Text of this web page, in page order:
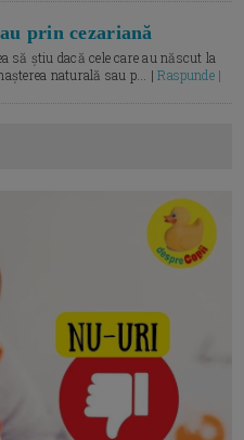
prin cezariană
să știu dacă cele care au născut la
naturală sau p... |Raspunde |